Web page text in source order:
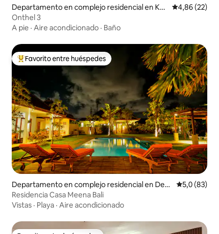
Departamento en complejo residencial en Kec
amatan Pemenang
Calificación
4,86 (22)
Onthel 3
A pie · Aire acondicionado · Baño
Favorito entre los huéspedes más destacados
Favorito entre huéspedes
Departamento en complejo residencial en Den
pasar Selatan
Calificación
5,0 (83)
Residencia Casa Meena Bali
Vistas · Playa · Aire acondicionado